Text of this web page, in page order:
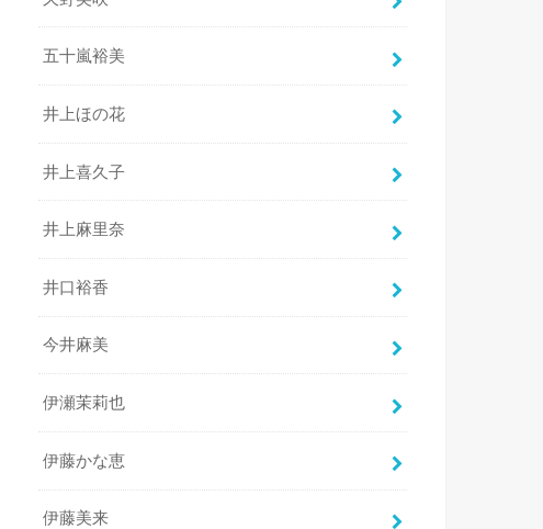
五十嵐裕美
井上ほの花
井上喜久子
井上麻里奈
井口裕香
今井麻美
伊瀬茉莉也
伊藤かな恵
伊藤美来